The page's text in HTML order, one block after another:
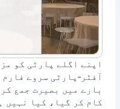
اپنے اگلے پارٹی کو
آفٹر‑پارٹی سروے
بارے میں بصیرت جمع
کام کر گیا، کیا نہیں